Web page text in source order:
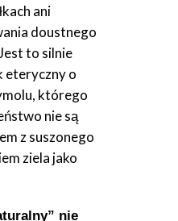
ani
doustnego
to silnie
eteryczny o
którego
nie są
z suszonego
ziela jako
nie